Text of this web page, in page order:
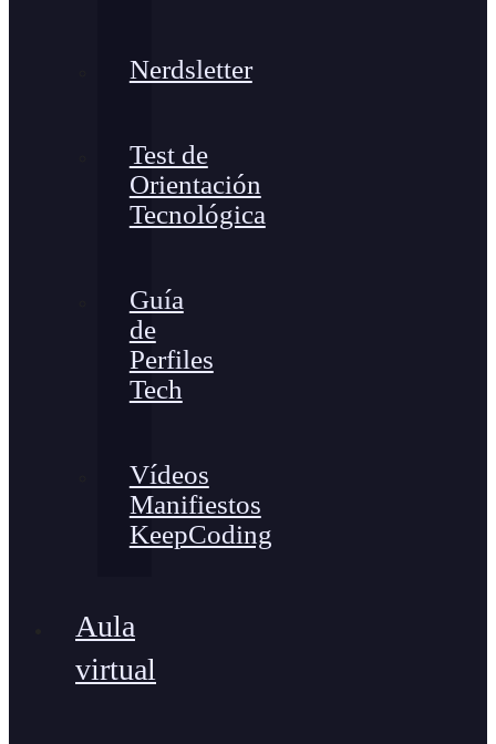
Nerdsletter
Test de
Orientación
Tecnológica
Guía
de
Perfiles
Tech
Vídeos
Manifiestos
KeepCoding
Aula
virtual